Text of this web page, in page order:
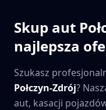
Skup aut
najlepsza
Szukasz
Połczyn-Zdrój?
aut, kasacji